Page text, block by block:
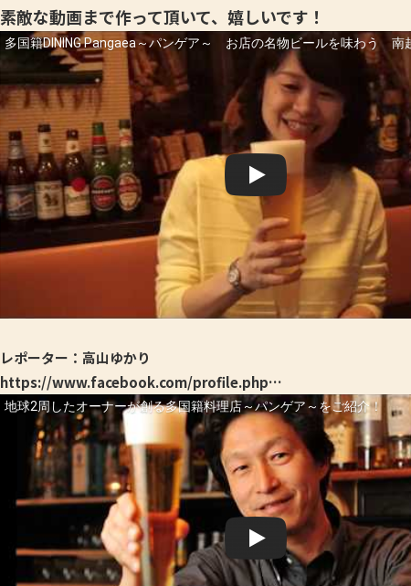
素敵な動画まで作って頂いて、嬉しいです！
レポーター：高山ゆかり
https://www.facebook.com/profile.php…